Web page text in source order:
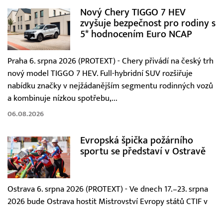
Nový Chery TIGGO 7 HEV
zvyšuje bezpečnost pro rodiny s
5* hodnocením Euro NCAP
Praha 6. srpna 2026 (PROTEXT) - Chery přivádí na český trh
nový model TIGGO 7 HEV. Full-hybridní SUV rozšiřuje
nabídku značky v nejžádanějším segmentu rodinných vozů
a kombinuje nízkou spotřebu,...
06.08.2026
Evropská špička požárního
sportu se představí v Ostravě
Ostrava 6. srpna 2026 (PROTEXT) - Ve dnech 17.–23. srpna
2026 bude Ostrava hostit Mistrovství Evropy států CTIF v